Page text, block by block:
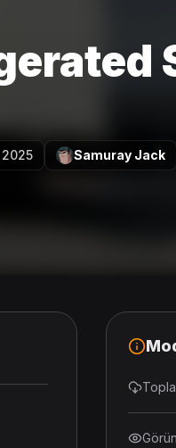
Samuray Jack